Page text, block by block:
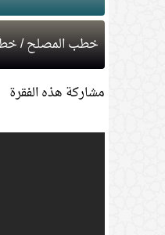
خطب المصلح/
مشاركة هذه الفقرة